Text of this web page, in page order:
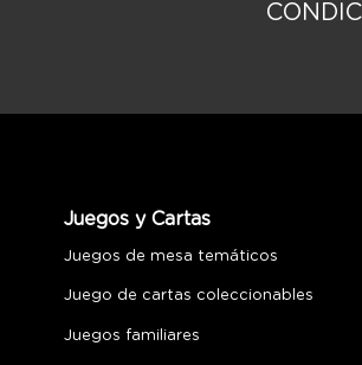
Juegos y Cartas
Juegos de mesa temáticos
Juego de cartas coleccionables
Juegos familiares